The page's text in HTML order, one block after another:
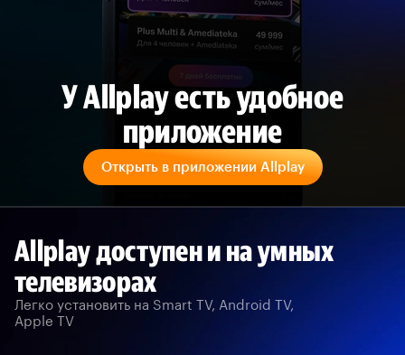
У Allplay есть удобное
приложение
Открыть в приложении Allplay
Allplay доступен и на умных
телевизорах
Легко установить на Smart TV, Android TV,
Apple TV